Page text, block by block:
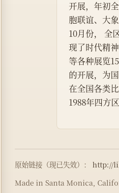
开展，年初
胞联谊、大
10月份， 全
现了时代精
等各种展览
的开展，为
在全国各类
1988年四方
原始链接（现已失效）：
http://
Made in Santa Monica,